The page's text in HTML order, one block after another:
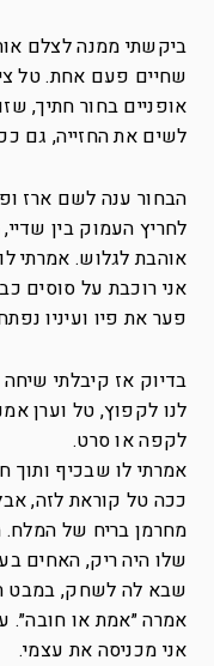
ביקשתי ממנה לצלם
שחיים פעם אחת. טל
אופניים בחור חתיך,
לשים את החזייה, גם
הבחור ענה לשם ארז
לחריץ העמוק בין
אוהבת לגלוש. אמרתי
אני רוכבת על סוסים
פער את פיו ועיניו
בדיוק אז קיבלתי
לנו לקפוץ, טל וערן
לקפה או סרט.
אמרתי לו שבכיף ותוך
ככה טל קוראת לזה,
מחרמן בריח של המלח.
שלו היה ריק, האחים
שבא לה לשחק, במבט
אמרה ״אמת או חובה״.
אני מכניסה את עצמי.